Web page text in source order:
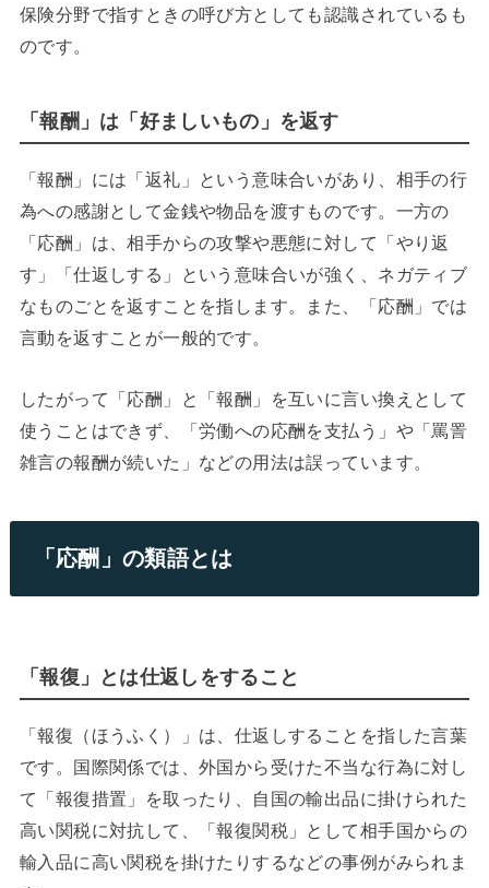
保険分野で指すときの呼び方としても認識されているも
のです。
「報酬」は「好ましいもの」を返す
「報酬」には「返礼」という意味合いがあり、相手の行
為への感謝として金銭や物品を渡すものです。一方の
「応酬」は、相手からの攻撃や悪態に対して「やり返
す」「仕返しする」という意味合いが強く、ネガティブ
なものごとを返すことを指します。また、「応酬」では
言動を返すことが一般的です。
したがって「応酬」と「報酬」を互いに言い換えとして
使うことはできず、「労働への応酬を支払う」や「罵詈
雑言の報酬が続いた」などの用法は誤っています。
「応酬」の類語とは
「報復」とは仕返しをすること
「報復（ほうふく）」は、仕返しすることを指した言葉
です。国際関係では、外国から受けた不当な行為に対し
て「報復措置」を取ったり、自国の輸出品に掛けられた
高い関税に対抗して、「報復関税」として相手国からの
輸入品に高い関税を掛けたりするなどの事例がみられま